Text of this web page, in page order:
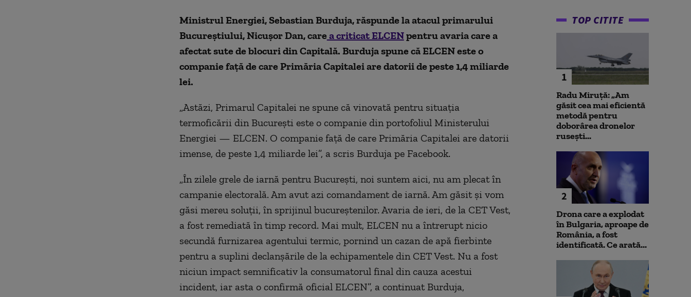
Ministrul Energiei, Sebastian Burduja, răspunde la atacul primarului
Bucureștiului, Nicușor Dan, care a criticat ELCENpentru avaria care a
afectat sute de blocuri din Capitală. Burduja spune că ELCEN este o
companie faţă de care Primăria Capitalei are datorii de peste 1,4 miliarde
lei.
„Astăzi, Primarul Capitalei ne spune că vinovată pentru situația
termoficării din București este o companie din portofoliul Ministerului
Energiei — ELCEN. O companie față de care Primăria Capitalei are datorii
imense, de peste 1,4 miliarde lei”, a scris Burduja pe Facebook.
„În zilele grele de iarnă pentru București, noi suntem aici, nu am plecat în
campanie electorală. Am avut azi comandament de iarnă. Am găsit și vom
găsi mereu soluții, în sprijinul bucureștenilor. Avaria de ieri, de la CET Vest,
a fost remediată în timp record. Mai mult, ELCEN nu a întrerupt nicio
secundă furnizarea agentului termic, pornind un cazan de apă fierbinte
pentru a suplini declanșările de la echipamentele din CET Vest. Nu a fost
niciun impact semnificativ la consumatorul final din cauza acestui
incident, iar asta o confirmă oficial ELCEN”, a continuat Burduja,
TOP CITITE
1
Radu Miruță: „Am
găsit cea mai eficientă
metodă pentru
doborârea dronelor
rusești...
2
Drona care a explodat
în Bulgaria, aproape de
România, a fost
identificată. Ce arată...